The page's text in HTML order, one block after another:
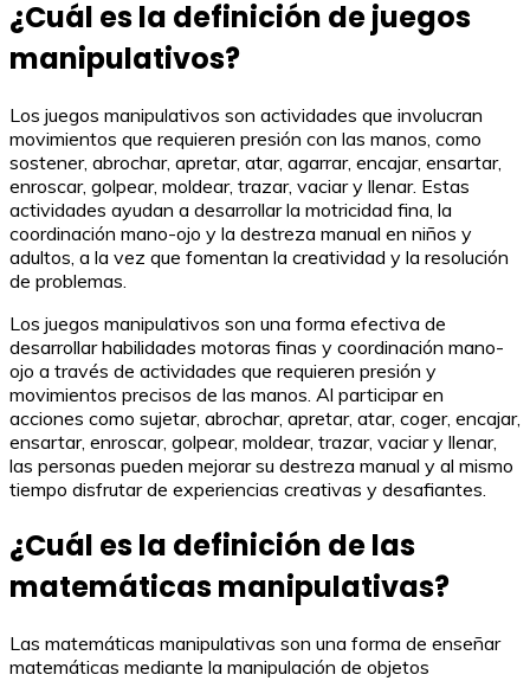
¿Cuál es la definición de juegos
manipulativos?
Los juegos manipulativos son actividades que involucran
movimientos que requieren presión con las manos, como
sostener, abrochar, apretar, atar, agarrar, encajar, ensartar,
enroscar, golpear, moldear, trazar, vaciar y llenar. Estas
actividades ayudan a desarrollar la motricidad fina, la
coordinación mano-ojo y la destreza manual en niños y
adultos, a la vez que fomentan la creatividad y la resolución
de problemas.
Los juegos manipulativos son una forma efectiva de
desarrollar habilidades motoras finas y coordinación mano-
ojo a través de actividades que requieren presión y
movimientos precisos de las manos. Al participar en
acciones como sujetar, abrochar, apretar, atar, coger, encajar,
ensartar, enroscar, golpear, moldear, trazar, vaciar y llenar,
las personas pueden mejorar su destreza manual y al mismo
tiempo disfrutar de experiencias creativas y desafiantes.
¿Cuál es la definición de las
matemáticas manipulativas?
Las matemáticas manipulativas son una forma de enseñar
matemáticas mediante la manipulación de objetos